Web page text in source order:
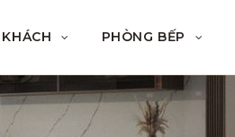
PHÒNG BẾP